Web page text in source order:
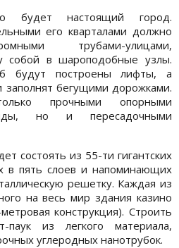
будет настоящий город.
его кварталами должно
трубами-улицами,
собой в шароподобные узлы.
будут построены лифты, а
заполнят бегущими дорожками.
прочными опорными
но и пересадочными
состоять из 55-ти гигантских
в пять слоев и напоминающих
решетку. Каждая из
на весь мир здания казино
конструкция). Строить
паук из легкого материала,
углеродных нанотрубок.